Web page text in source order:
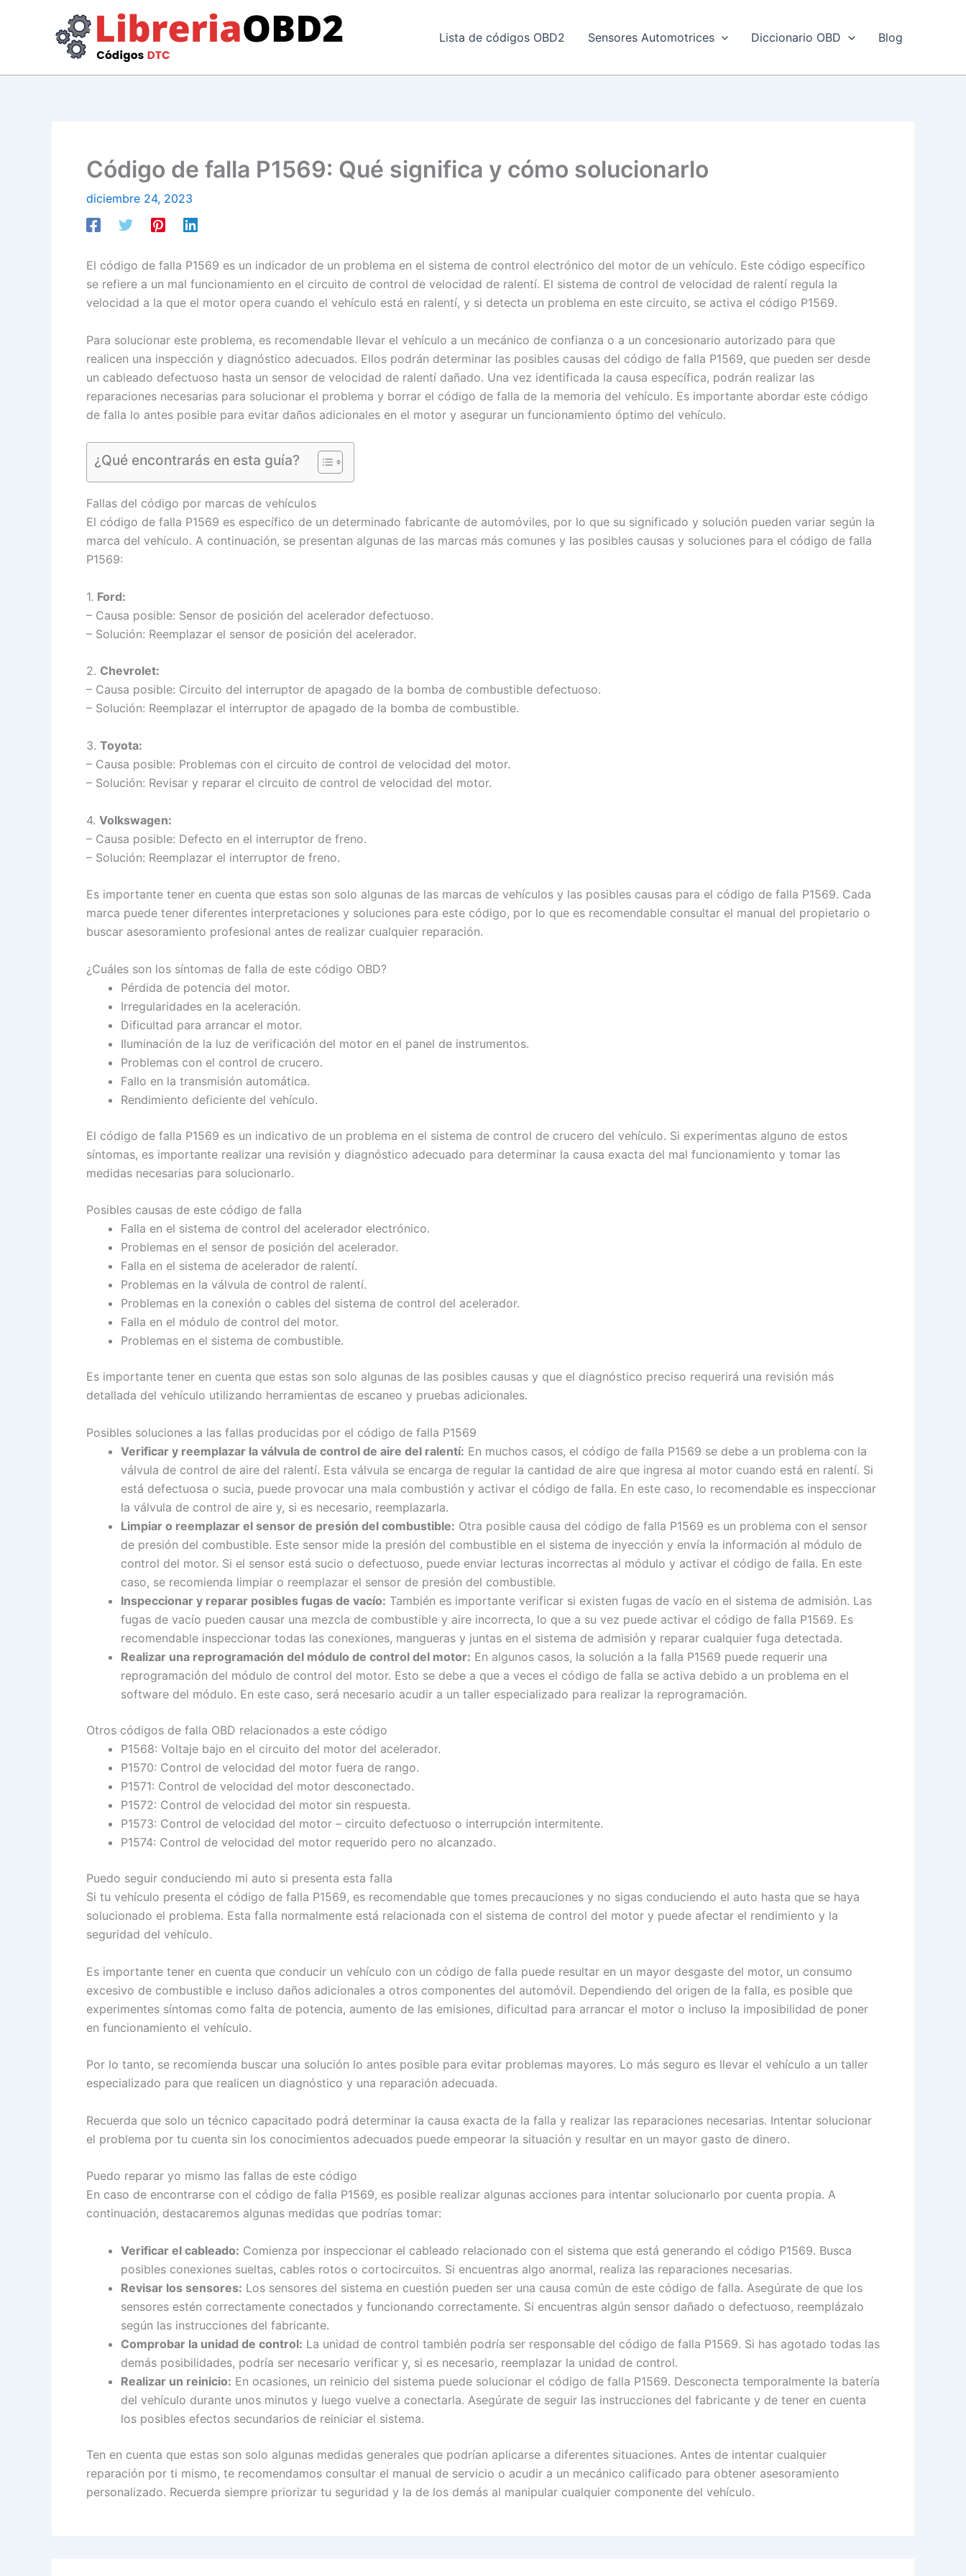
Lista de códigos OBD2 Sensores Automotrices Diccionario OBD Blog
Código de falla P1569: Qué significa y cómo solucionarlo
diciembre 24, 2023
El código de falla P1569 es un indicador de un problema en el sistema de control electrónico del motor de un vehículo. Este código específico
se refiere a un mal funcionamiento en el circuito de control de velocidad de ralentí. El sistema de control de velocidad de ralentí regula la
velocidad a la que el motor opera cuando el vehículo está en ralentí, y si detecta un problema en este circuito, se activa el código P1569.
Para solucionar este problema, es recomendable llevar el vehículo a un mecánico de confianza o a un concesionario autorizado para que
realicen una inspección y diagnóstico adecuados. Ellos podrán determinar las posibles causas del código de falla P1569, que pueden ser desde
un cableado defectuoso hasta un sensor de velocidad de ralentí dañado. Una vez identificada la causa específica, podrán realizar las
reparaciones necesarias para solucionar el problema y borrar el código de falla de la memoria del vehículo. Es importante abordar este código
de falla lo antes posible para evitar daños adicionales en el motor y asegurar un funcionamiento óptimo del vehículo.
¿Qué encontrarás en esta guía?
Fallas del código por marcas de vehículos
El código de falla P1569 es específico de un determinado fabricante de automóviles, por lo que su significado y solución pueden variar según la
marca del vehículo. A continuación, se presentan algunas de las marcas más comunes y las posibles causas y soluciones para el código de falla
P1569:
1. Ford:
– Causa posible: Sensor de posición del acelerador defectuoso.
– Solución: Reemplazar el sensor de posición del acelerador.
2. Chevrolet:
– Causa posible: Circuito del interruptor de apagado de la bomba de combustible defectuoso.
– Solución: Reemplazar el interruptor de apagado de la bomba de combustible.
3. Toyota:
– Causa posible: Problemas con el circuito de control de velocidad del motor.
– Solución: Revisar y reparar el circuito de control de velocidad del motor.
4. Volkswagen:
– Causa posible: Defecto en el interruptor de freno.
– Solución: Reemplazar el interruptor de freno.
Es importante tener en cuenta que estas son solo algunas de las marcas de vehículos y las posibles causas para el código de falla P1569. Cada
marca puede tener diferentes interpretaciones y soluciones para este código, por lo que es recomendable consultar el manual del propietario o
buscar asesoramiento profesional antes de realizar cualquier reparación.
¿Cuáles son los síntomas de falla de este código OBD?
Pérdida de potencia del motor.
Irregularidades en la aceleración.
Dificultad para arrancar el motor.
Iluminación de la luz de verificación del motor en el panel de instrumentos.
Problemas con el control de crucero.
Fallo en la transmisión automática.
Rendimiento deficiente del vehículo.
El código de falla P1569 es un indicativo de un problema en el sistema de control de crucero del vehículo. Si experimentas alguno de estos
síntomas, es importante realizar una revisión y diagnóstico adecuado para determinar la causa exacta del mal funcionamiento y tomar las
medidas necesarias para solucionarlo.
Posibles causas de este código de falla
Falla en el sistema de control del acelerador electrónico.
Problemas en el sensor de posición del acelerador.
Falla en el sistema de acelerador de ralentí.
Problemas en la válvula de control de ralentí.
Problemas en la conexión o cables del sistema de control del acelerador.
Falla en el módulo de control del motor.
Problemas en el sistema de combustible.
Es importante tener en cuenta que estas son solo algunas de las posibles causas y que el diagnóstico preciso requerirá una revisión más
detallada del vehículo utilizando herramientas de escaneo y pruebas adicionales.
Posibles soluciones a las fallas producidas por el código de falla P1569
Verificar y reemplazar la válvula de control de aire del ralentí: En muchos casos, el código de falla P1569 se debe a un problema con la
válvula de control de aire del ralentí. Esta válvula se encarga de regular la cantidad de aire que ingresa al motor cuando está en ralentí. Si
está defectuosa o sucia, puede provocar una mala combustión y activar el código de falla. En este caso, lo recomendable es inspeccionar
la válvula de control de aire y, si es necesario, reemplazarla.
Limpiar o reemplazar el sensor de presión del combustible: Otra posible causa del código de falla P1569 es un problema con el sensor
de presión del combustible. Este sensor mide la presión del combustible en el sistema de inyección y envía la información al módulo de
control del motor. Si el sensor está sucio o defectuoso, puede enviar lecturas incorrectas al módulo y activar el código de falla. En este
caso, se recomienda limpiar o reemplazar el sensor de presión del combustible.
Inspeccionar y reparar posibles fugas de vacío: También es importante verificar si existen fugas de vacío en el sistema de admisión. Las
fugas de vacío pueden causar una mezcla de combustible y aire incorrecta, lo que a su vez puede activar el código de falla P1569. Es
recomendable inspeccionar todas las conexiones, mangueras y juntas en el sistema de admisión y reparar cualquier fuga detectada.
Realizar una reprogramación del módulo de control del motor: En algunos casos, la solución a la falla P1569 puede requerir una
reprogramación del módulo de control del motor. Esto se debe a que a veces el código de falla se activa debido a un problema en el
software del módulo. En este caso, será necesario acudir a un taller especializado para realizar la reprogramación.
Otros códigos de falla OBD relacionados a este código
P1568: Voltaje bajo en el circuito del motor del acelerador.
P1570: Control de velocidad del motor fuera de rango.
P1571: Control de velocidad del motor desconectado.
P1572: Control de velocidad del motor sin respuesta.
P1573: Control de velocidad del motor – circuito defectuoso o interrupción intermitente.
P1574: Control de velocidad del motor requerido pero no alcanzado.
Puedo seguir conduciendo mi auto si presenta esta falla
Si tu vehículo presenta el código de falla P1569, es recomendable que tomes precauciones y no sigas conduciendo el auto hasta que se haya
solucionado el problema. Esta falla normalmente está relacionada con el sistema de control del motor y puede afectar el rendimiento y la
seguridad del vehículo.
Es importante tener en cuenta que conducir un vehículo con un código de falla puede resultar en un mayor desgaste del motor, un consumo
excesivo de combustible e incluso daños adicionales a otros componentes del automóvil. Dependiendo del origen de la falla, es posible que
experimentes síntomas como falta de potencia, aumento de las emisiones, dificultad para arrancar el motor o incluso la imposibilidad de poner
en funcionamiento el vehículo.
Por lo tanto, se recomienda buscar una solución lo antes posible para evitar problemas mayores. Lo más seguro es llevar el vehículo a un taller
especializado para que realicen un diagnóstico y una reparación adecuada.
Recuerda que solo un técnico capacitado podrá determinar la causa exacta de la falla y realizar las reparaciones necesarias. Intentar solucionar
el problema por tu cuenta sin los conocimientos adecuados puede empeorar la situación y resultar en un mayor gasto de dinero.
Puedo reparar yo mismo las fallas de este código
En caso de encontrarse con el código de falla P1569, es posible realizar algunas acciones para intentar solucionarlo por cuenta propia. A
continuación, destacaremos algunas medidas que podrías tomar:
Verificar el cableado: Comienza por inspeccionar el cableado relacionado con el sistema que está generando el código P1569. Busca
posibles conexiones sueltas, cables rotos o cortocircuitos. Si encuentras algo anormal, realiza las reparaciones necesarias.
Revisar los sensores: Los sensores del sistema en cuestión pueden ser una causa común de este código de falla. Asegúrate de que los
sensores estén correctamente conectados y funcionando correctamente. Si encuentras algún sensor dañado o defectuoso, reemplázalo
según las instrucciones del fabricante.
Comprobar la unidad de control: La unidad de control también podría ser responsable del código de falla P1569. Si has agotado todas las
demás posibilidades, podría ser necesario verificar y, si es necesario, reemplazar la unidad de control.
Realizar un reinicio: En ocasiones, un reinicio del sistema puede solucionar el código de falla P1569. Desconecta temporalmente la batería
del vehículo durante unos minutos y luego vuelve a conectarla. Asegúrate de seguir las instrucciones del fabricante y de tener en cuenta
los posibles efectos secundarios de reiniciar el sistema.
Ten en cuenta que estas son solo algunas medidas generales que podrían aplicarse a diferentes situaciones. Antes de intentar cualquier
reparación por ti mismo, te recomendamos consultar el manual de servicio o acudir a un mecánico calificado para obtener asesoramiento
personalizado. Recuerda siempre priorizar tu seguridad y la de los demás al manipular cualquier componente del vehículo.